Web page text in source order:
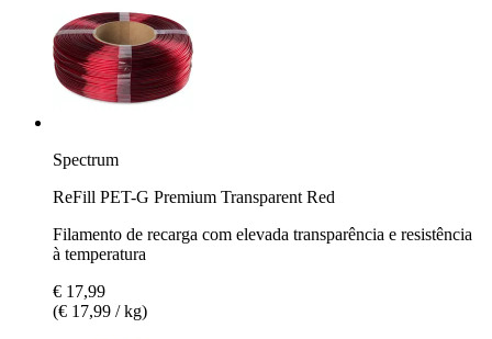
Spectrum
ReFill PET-G Premium Transparent Red
Filamento de recarga com elevada transparência e resistência
à temperatura
€ 17,99
(€ 17,99 / kg)